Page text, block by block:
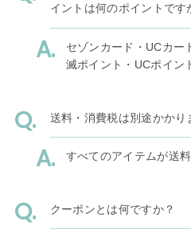
イントは何のポイントです
セゾンカード・UCカー
滅ポイント・UCポイン
送料・消費税は別途かかり
すべてのアイテムが送
クーポンとは何ですか？